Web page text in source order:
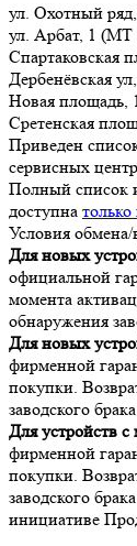
ул. Охотный
ул. Арбат, 1 (МТ
Спартаковская
Дербенёвская
Новая площадь,
Сретенская
Приведен
сервисных
Полный список
доступна
Условия
Для новых
официальной
момента
обнаружения
Для новых
фирменной
покупки.
заводского
Для устройств
фирменной
покупки.
заводского
инициативе